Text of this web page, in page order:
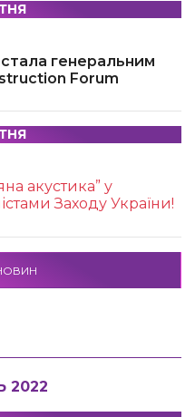
генеральним
Forum
акустика” у
Заходу України!
2022